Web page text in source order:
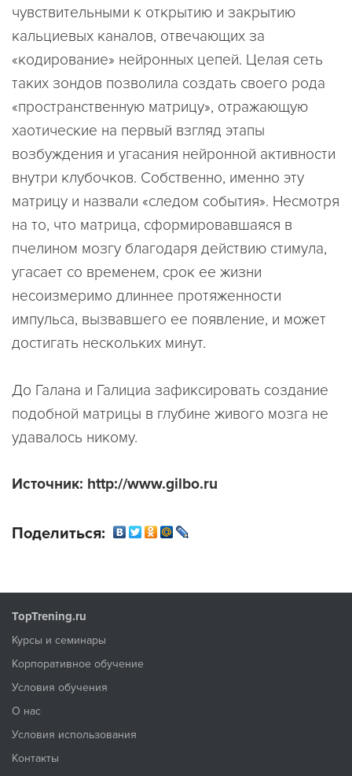
чувствительными к открытию и закрытию
кальциевых каналов, отвечающих за
«кодирование» нейронных цепей. Целая сеть
таких зондов позволила создать своего рода
«пространственную матрицу», отражающую
хаотические на первый взгляд этапы
возбуждения и угасания нейронной активности
внутри клубочков. Собственно, именно эту
матрицу и назвали «следом события». Несмотря
на то, что матрица, сформировавшаяся в
пчелином мозгу благодаря действию стимула,
угасает со временем, срок ее жизни
несоизмеримо длиннее протяженности
импульса, вызвавшего ее появление, и может
достигать нескольких минут.
До Галана и Галициа зафиксировать создание
подобной матрицы в глубине живого мозга не
удавалось никому.
Источник: http://www.gilbo.ru
Поделиться:
TopTrening.ru
Курсы и семинары
Корпоративное обучение
Условия обучения
О нас
Условия использования
Контакты